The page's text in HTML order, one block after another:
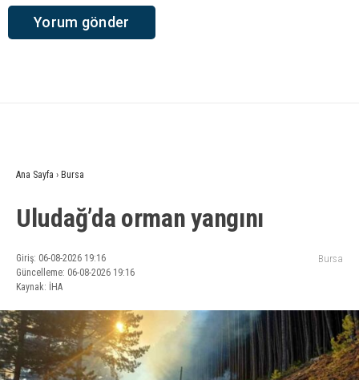
Ana Sayfa › Bursa
Uludağ’da orman yangını
Giriş: 06-08-2026 19:16
Güncelleme: 06-08-2026 19:16
Kaynak: İHA
Bursa